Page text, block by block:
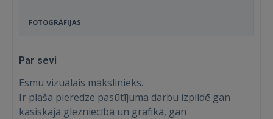
FOTOGRĀFIJAS
Par sevi
Esmu vizuālais mākslinieks.
Ir plaša pieredze pasūtījuma darbu izpildē gan
kasiskajā glezniecībā un grafikā, gan